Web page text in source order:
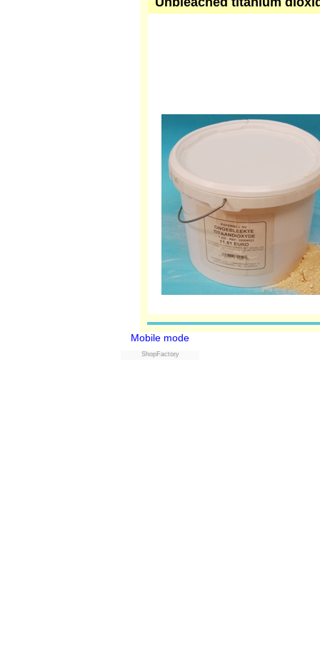
Mobile mode
Powered by
ShopFactory